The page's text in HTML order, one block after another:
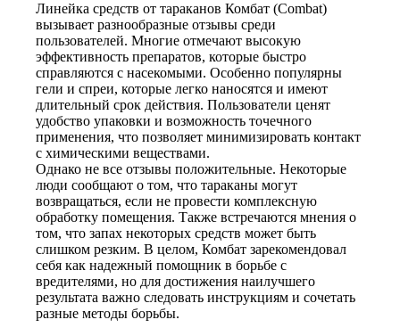
Линейка средств от тараканов Комбат (Сombat)
вызывает разнообразные отзывы среди
пользователей. Многие отмечают высокую
эффективность препаратов, которые быстро
справляются с насекомыми. Особенно популярны
гели и спреи, которые легко наносятся и имеют
длительный срок действия. Пользователи ценят
удобство упаковки и возможность точечного
применения, что позволяет минимизировать контакт
с химическими веществами.
Однако не все отзывы положительные. Некоторые
люди сообщают о том, что тараканы могут
возвращаться, если не провести комплексную
обработку помещения. Также встречаются мнения о
том, что запах некоторых средств может быть
слишком резким. В целом, Комбат зарекомендовал
себя как надежный помощник в борьбе с
вредителями, но для достижения наилучшего
результата важно следовать инструкциям и сочетать
разные методы борьбы.